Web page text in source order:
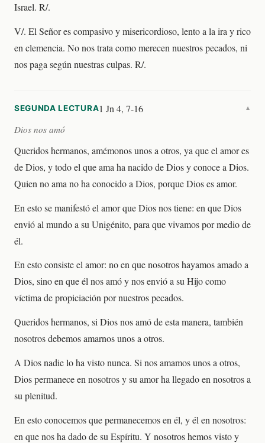
Israel. R/.
V/. El Señor es compasivo y misericordioso, lento a la ira y rico
en clemencia. No nos trata como merecen nuestros pecados, ni
nos paga según nuestras culpas. R/.
SEGUNDA LECTURA1 Jn 4, 7-16 ▼
Dios nos amó
Queridos hermanos, amémonos unos a otros, ya que el amor es
de Dios, y todo el que ama ha nacido de Dios y conoce a Dios.
Quien no ama no ha conocido a Dios, porque Dios es amor.
En esto se manifestó el amor que Dios nos tiene: en que Dios
envió al mundo a su Unigénito, para que vivamos por medio de
él.
En esto consiste el amor: no en que nosotros hayamos amado a
Dios, sino en que él nos amó y nos envió a su Hijo como
víctima de propiciación por nuestros pecados.
Queridos hermanos, si Dios nos amó de esta manera, también
nosotros debemos amarnos unos a otros.
A Dios nadie lo ha visto nunca. Si nos amamos unos a otros,
Dios permanece en nosotros y su amor ha llegado en nosotros a
su plenitud.
En esto conocemos que permanecemos en él, y él en nosotros:
en que nos ha dado de su Espíritu. Y nosotros hemos visto y